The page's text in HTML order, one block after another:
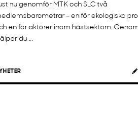
nu genomför MTK och SLC två
– en för ekologiska
en för aktörer inom hästsektorn.
du ...